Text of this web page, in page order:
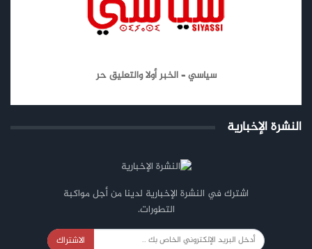
سياسي – الخبر أولا والتعليق حر
النشرة الإخبارية
اشترك في النشرة الإخبارية لدينا من أجل مواكبة
التطورات.
الاشتراك